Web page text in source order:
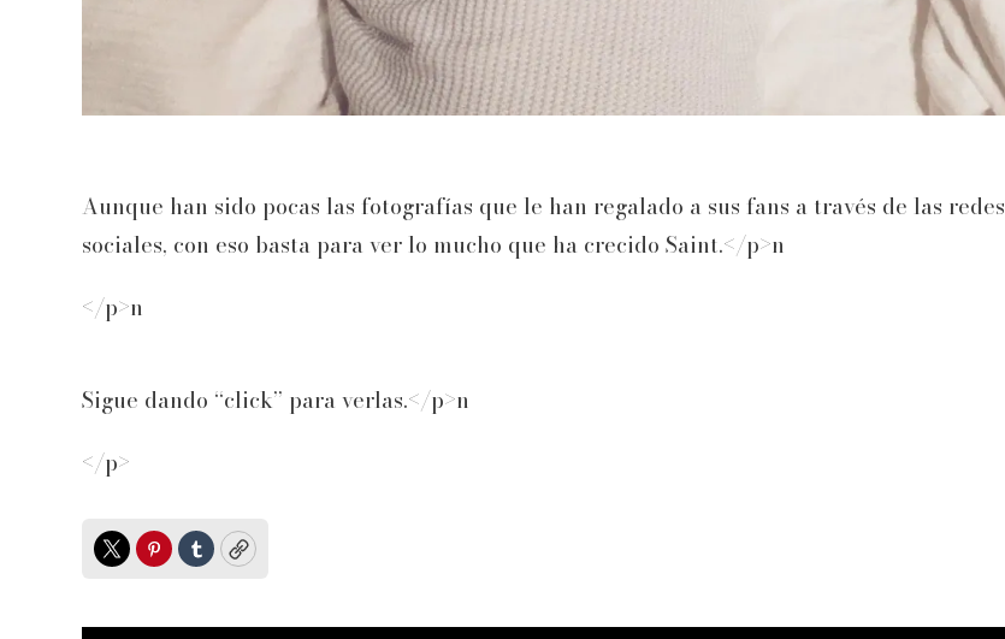
Aunque han sido pocas las fotografías que le han regalado a sus fans a través de las redes
sociales, con eso basta para ver lo mucho que ha crecido Saint.</p>n
</p>n
Sigue dando “click” para verlas.</p>n
</p>
TwitterPinterest
TumblrCopy